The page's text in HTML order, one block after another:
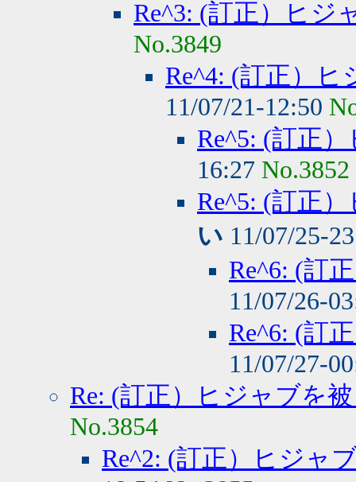
Re^3: (訂正）ヒジ
No.3849
Re^4: (訂正）
11/07/21-12:50
Re^5: (訂正
16:27 No.3852
Re^5: (訂正
い 11/07/25-
Re^6: (訂
11/07/26-
Re^6: (訂
11/07/27-
Re: (訂正）ヒジャブを
No.3854
Re^2: (訂正）ヒジャ